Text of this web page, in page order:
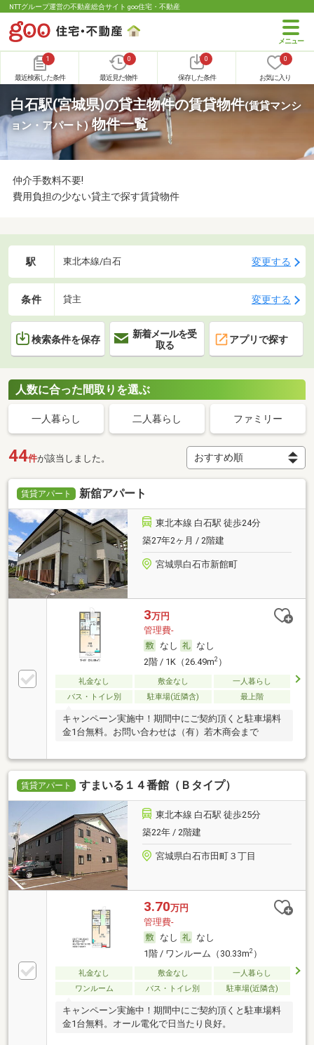
NTTグループ運営の不動産総合サイト goo住宅・不動産
1
最近検索した条件
0
最近見た物件
0
保存した条件
0
お気に入り
白石駅(宮城県)の貸主物件の賃貸物件(賃貸マンシ
ョン・アパート)物件一覧
仲介手数料不要!
費用負担の少ない貸主で探す賃貸物件
駅 東北本線/白石 変更する
条件 貸主 変更する
検索条件を保存
新着メールを受
取る
アプリで探す
人数に合った間取りを選ぶ
一人暮らし 二人暮らし ファミリー
44件が該当しました。
賃貸アパート 新舘アパート
東北本線 白石駅 徒歩24分
築27年2ヶ月 / 2階建
宮城県白石市新館町
3万円
管理費-
なし
なし
2階 / 1K（26.49m2）
礼金なし 敷金なし
一人暮らし
バス・トイレ別
駐車場(近隣含) 最上階
キャンペーン実施中！期間中にご契約頂くと駐車場料
金1台無料。お問い合わせは（有）若木商会まで
賃貸アパート すまいる１４番館（Ｂタイプ）
東北本線 白石駅 徒歩25分
築22年 / 2階建
宮城県白石市田町３丁目
3.70万円
管理費-
なし
なし
1階 / ワンルーム（30.33m2）
礼金なし 敷金なし
一人暮らし
ワンルーム
バス・トイレ別 駐車場(近隣含)
キャンペーン実施中！期間中にご契約頂くと駐車場料
金1台無料。オール電化で日当たり良好。